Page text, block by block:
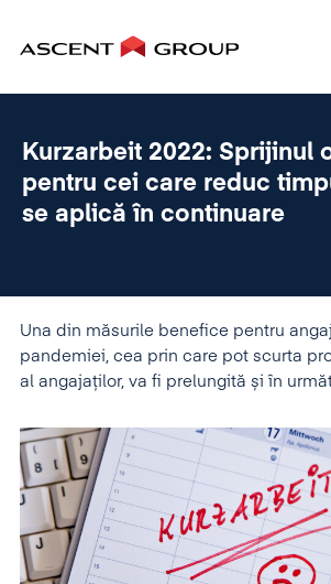
Kurzarbeit 2022: Sprijinul
pentru cei care reduc
se aplică în continuare
Una din măsurile benefice pentru
pandemiei, cea prin care pot scurta
al angajaților, va fi prelungită și în